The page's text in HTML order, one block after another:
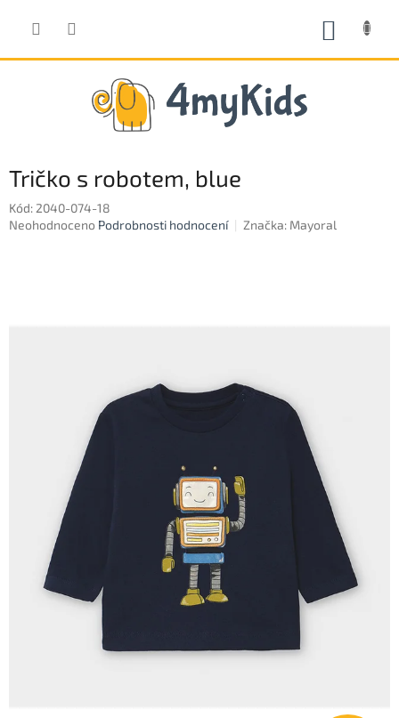
Tričko s robotem, blue
Kód: 2040-074-18
Průměrné
Neohodnoceno Podrobnosti hodnocení Značka: Mayoral